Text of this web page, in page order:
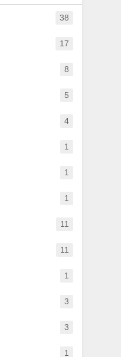
38
17
8
5
4
1
1
1
11
11
1
3
3
1